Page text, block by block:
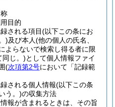
目的
される項目(以下この条にお
)及び本人(他の個人の氏名、
よらないで検索し得る者に限
同じ。)として個人情報ファイ
(次項第2号において「記録範
される個人情報(以下この条
う。)の収集方法
報が含まれるときは、その旨